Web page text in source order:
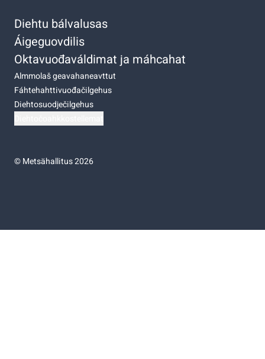
Diehtu bálvalusas
Áigeguovdilis
Oktavuođaváldimat ja máhcahat
Almmolaš geavahaneavttut
Fáhtehahttivuođačilgehus
Diehtosuodječilgehus
©Metsähallitus 2026